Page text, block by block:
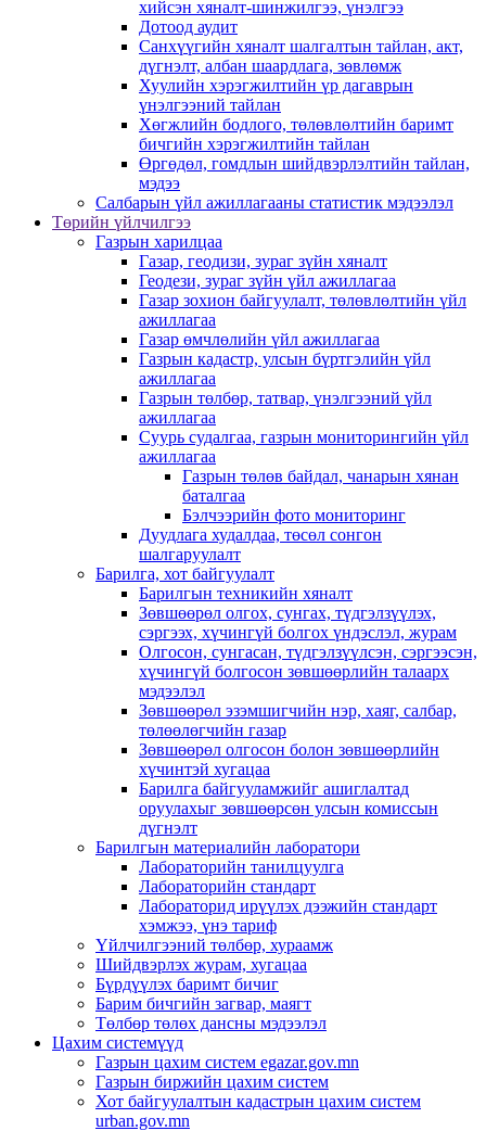
хийсэн хяналт-шинжилгээ, үнэлгээ
Дотоод аудит
Санхүүгийн хяналт шалгалтын тайлан, акт,
дүгнэлт, албан шаардлага, зөвлөмж
Хуулийн хэрэгжилтийн үр дагаврын
үнэлгээний тайлан
Хөгжлийн бодлого, төлөвлөлтийн баримт
бичгийн хэрэгжилтийн тайлан
Өргөдөл, гомдлын шийдвэрлэлтийн тайлан,
мэдээ
Салбарын үйл ажиллагааны статистик мэдээлэл
Төрийн үйлчилгээ
Газрын харилцаа
Газар, геодизи, зураг зүйн хяналт
Геодези, зураг зүйн үйл ажиллагаа
Газар зохион байгуулалт, төлөвлөлтийн үйл
ажиллагаа
Газар өмчлөлийн үйл ажиллагаа
Газрын кадастр, улсын бүртгэлийн үйл
ажиллагаа
Газрын төлбөр, татвар, үнэлгээний үйл
ажиллагаа
Суурь судалгаа, газрын мониторингийн үйл
ажиллагаа
Газрын төлөв байдал, чанарын хянан
баталгаа
Бэлчээрийн фото мониторинг
Дуудлага худалдаа, төсөл сонгон
шалгаруулалт
Барилга, хот байгуулалт
Барилгын техникийн хяналт
Зөвшөөрөл олгох, сунгах, түдгэлзүүлэх,
сэргээх, хүчингүй болгох үндэслэл, журам
Олгосон, сунгасан, түдгэлзүүлсэн, сэргээсэн,
хүчингүй болгосон зөвшөөрлийн талаарх
мэдээлэл
Зөвшөөрөл эзэмшигчийн нэр, хаяг, салбар,
төлөөлөгчийн газар
Зөвшөөрөл олгосон болон зөвшөөрлийн
хүчинтэй хугацаа
Барилга байгууламжийг ашиглалтад
оруулахыг зөвшөөрсөн улсын комиссын
дүгнэлт
Барилгын материалийн лаборатори
Лабораторийн танилцуулга
Лабораторийн стандарт
Лабораторид ирүүлэх дээжийн стандарт
хэмжээ, үнэ тариф
Үйлчилгээний төлбөр, хураамж
Шийдвэрлэх журам, хугацаа
Бүрдүүлэх баримт бичиг
Барим бичгийн загвар, маягт
Төлбөр төлөх дансны мэдээлэл
Цахим системүүд
Газрын цахим систем egazar.gov.mn
Газрын биржийн цахим систем
Хот байгуулалтын кадастрын цахим систем
urban.gov.mn